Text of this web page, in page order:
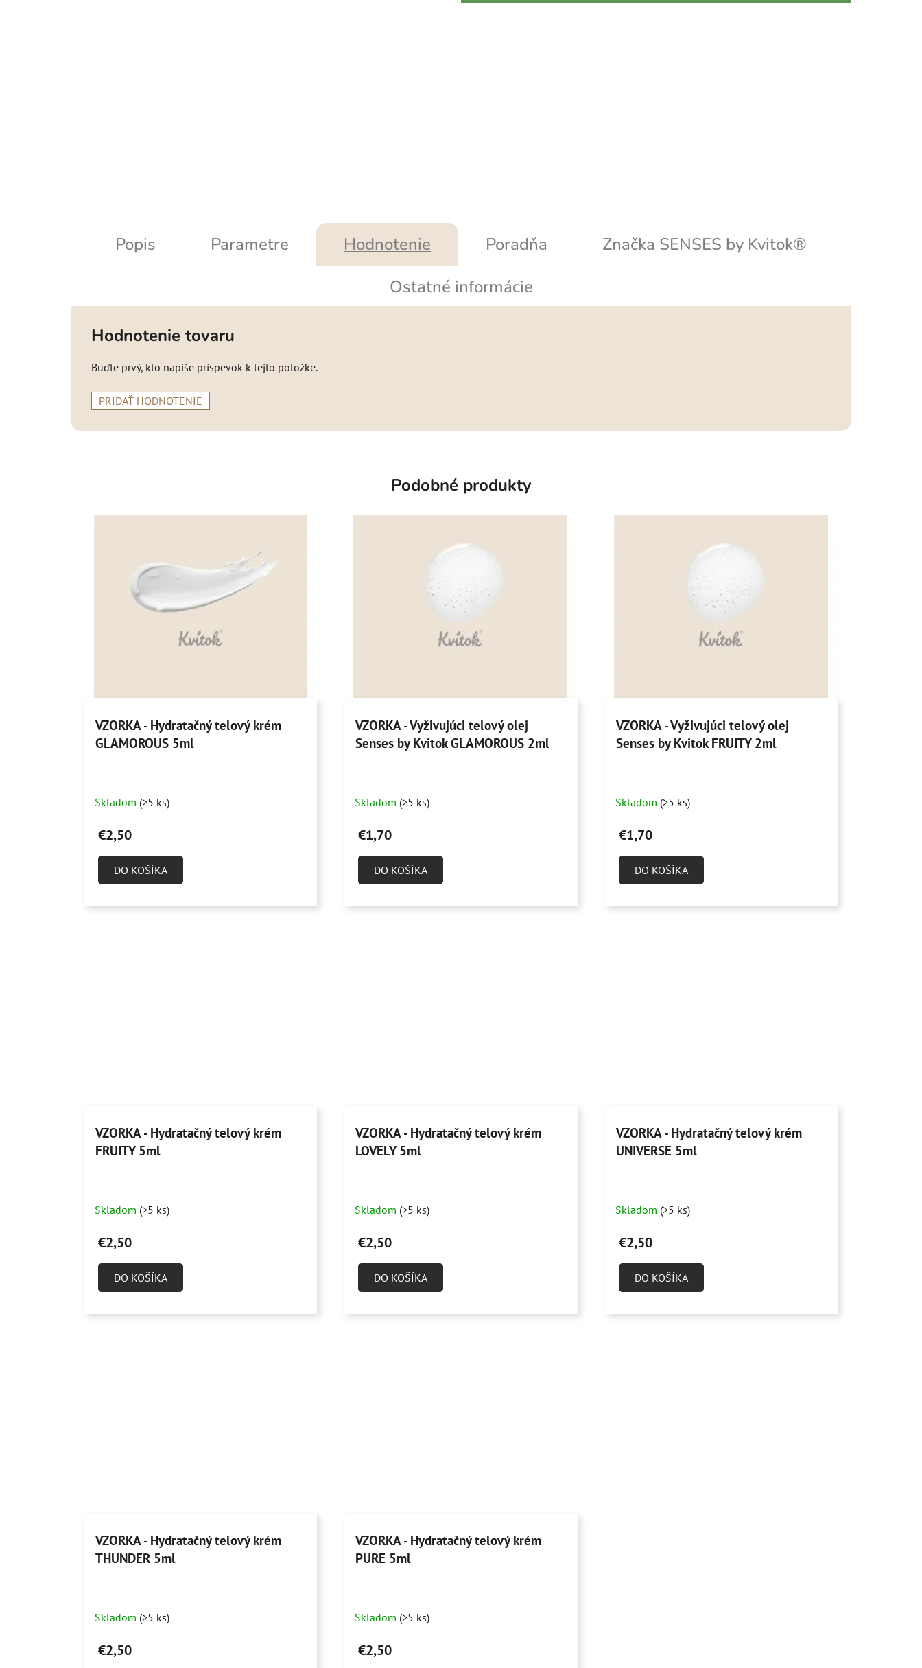
Popis Parametre Hodnotenie Poradňa Značka SENSES by Kvitok®
Ostatné informácie
Hodnotenie tovaru
Buďte prvý, kto napíše príspevok k tejto položke.
PRIDAŤ HODNOTENIE
Podobné produkty
VZORKA - Hydratačný telový krém
GLAMOROUS 5ml
Skladom (>5 ks)
€2,50
DO KOŠÍKA
VZORKA - Vyživujúci telový olej
Senses by Kvitok GLAMOROUS 2ml
Skladom (>5 ks)
€1,70
DO KOŠÍKA
VZORKA - Vyživujúci telový olej
Senses by Kvitok FRUITY 2ml
Skladom (>5 ks)
€1,70
DO KOŠÍKA
VZORKA - Hydratačný telový krém
FRUITY 5ml
Skladom (>5 ks)
€2,50
DO KOŠÍKA
VZORKA - Hydratačný telový krém
LOVELY 5ml
Skladom (>5 ks)
€2,50
DO KOŠÍKA
VZORKA - Hydratačný telový krém
UNIVERSE 5ml
Skladom (>5 ks)
€2,50
DO KOŠÍKA
VZORKA - Hydratačný telový krém
THUNDER 5ml
Skladom (>5 ks)
€2,50
VZORKA - Hydratačný telový krém
PURE 5ml
Skladom (>5 ks)
€2,50